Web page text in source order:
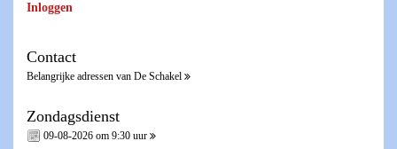
Inloggen
Contact
Belangrijke adressen van De Schakel
Zondagsdienst
09-08-2026 om 9:30 uur